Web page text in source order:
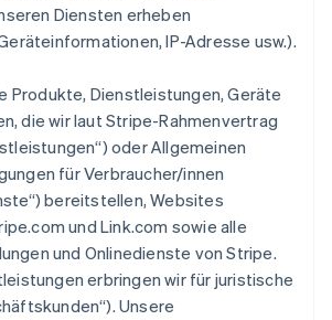
Diensten erheben
IP-Adresse usw.).
Produkte, Dienstleistungen, Geräte
die wir laut Stripe-Rahmenvertrag
oder Allgemeinen
für Verbraucher/innen
bereitstellen, Websites
und Link.com sowie alle
und Onlinedienste von Stripe.
erbringen wir für juristische
Unsere